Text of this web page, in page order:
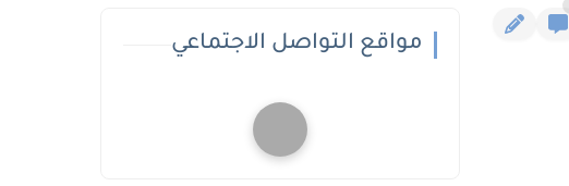
مواقع التواصل الاجتماعي